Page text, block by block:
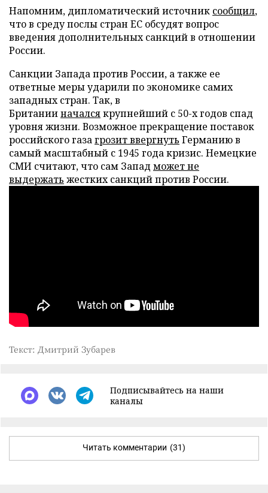
Напомним, дипломатический источник сообщил,
что в среду послы стран ЕС обсудят вопрос
введения дополнительных санкций в отношении
России.
Санкции Запада против России, а также ее
ответные меры ударили по экономике самих
западных стран. Так, в
Британииначалсякрупнейший с 50-х годов спад
уровня жизни. Возможное прекращение поставок
российского газагрозит ввергнуть Германию в
самый масштабный с 1945 года кризис. Немецкие
СМИ считают, что сам Запад может не
выдержать жестких санкций против России.
Текст: Дмитрий Зубарев
Подписывайтесь на наши
каналы
Читать комментарии (31)